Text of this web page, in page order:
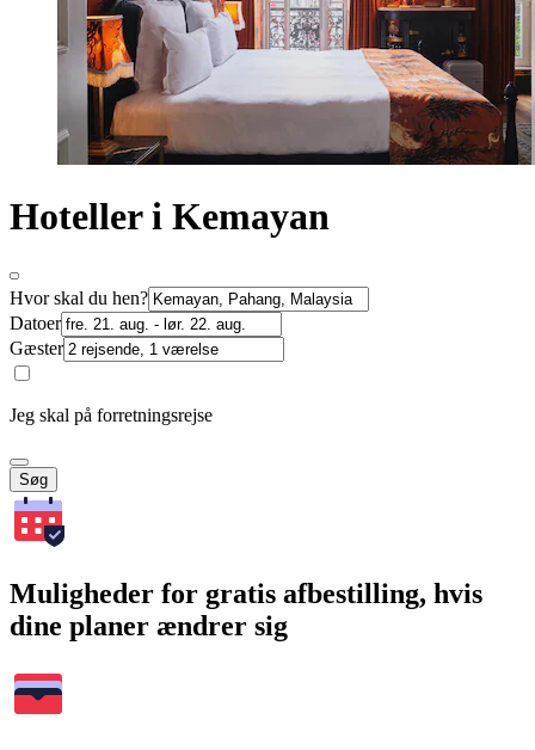
Hoteller i Kemayan
Hvor skal du hen?
Datoer
Gæster
Jeg skal på forretningsrejse
Søg
Muligheder for gratis afbestilling, hvis
dine planer ændrer sig